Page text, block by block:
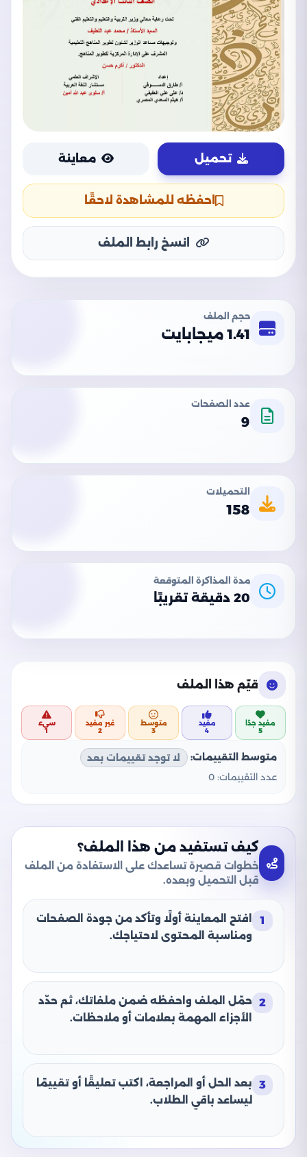
تحميل معاينة
احفظه للمشاهدة لاحقًا
انسخ رابط الملف
حجم الملف
1.41 ميجابايت
عدد الصفحات
9
التحميلات
158
مدة المذاكرة المتوقعة
20 دقيقة تقريبًا
قيّم هذا الملف
مفيد جدًا
5
مفيد
4
متوسط
3
غير مفيد
2
سيء
1
متوسط التقييمات:
لا توجد تقييمات بعد
عدد التقييمات: 0
كيف تستفيد من هذا الملف؟
خطوات قصيرة تساعدك على الاستفادة من الملف
قبل التحميل وبعده.
1
افتح المعاينة أولًا وتأكد من جودة الصفحات
ومناسبة المحتوى لاحتياجك.
2 حمّل الملف واحفظه ضمن ملفاتك، ثم حدّد
الأجزاء المهمة بعلامات أو ملاحظات.
3
بعد الحل أو المراجعة، اكتب تعليقًا أو تقييمًا
ليساعد باقي الطلاب.